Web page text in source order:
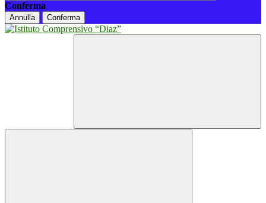
Conferma
Annulla Conferma